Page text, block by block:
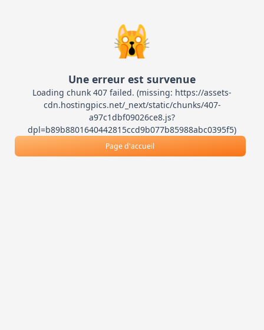
🙀
Une erreur est survenue
Loading chunk 407 failed. (missing: https://assets-
cdn.hostingpics.net/_next/static/chunks/407-
a97c1dbf09026ce8.js?
dpl=b89b8801640442815ccd9b077b85988abc0395f5)
Page d'accueil